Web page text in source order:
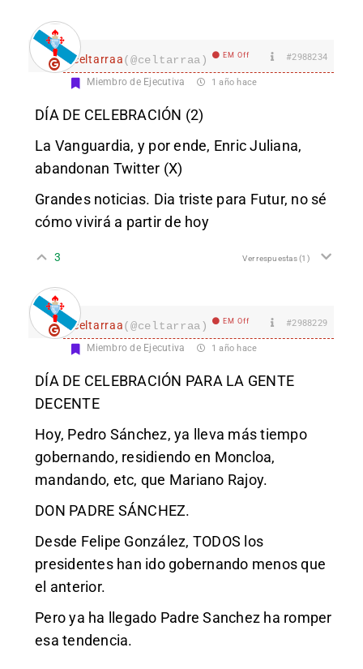
celtarraa(@celtarraa) EM Off #2988234
Miembro de Ejecutiva 1 año hace
DÍA DE CELEBRACIÓN (2)
La Vanguardia, y por ende, Enric Juliana,
abandonan Twitter (X)
Grandes noticias. Dia triste para Futur, no sé
cómo vivirá a partir de hoy
3 Ver respuestas(1)
celtarraa(@celtarraa) EM Off #2988229
Miembro de Ejecutiva 1 año hace
DÍA DE CELEBRACIÓN PARA LA GENTE
DECENTE
Hoy, Pedro Sánchez, ya lleva más tiempo
gobernando, residiendo en Moncloa,
mandando, etc, que Mariano Rajoy.
DON PADRE SÁNCHEZ.
Desde Felipe González, TODOS los
presidentes han ido gobernando menos que
el anterior.
Pero ya ha llegado Padre Sanchez ha romper
esa tendencia.